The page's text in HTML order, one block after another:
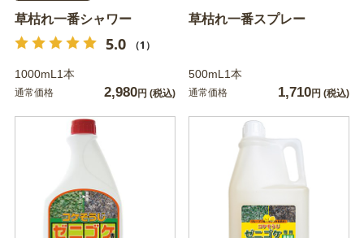
草枯れ一番シャワー
5.0 （1）
1000mL1本
通常価格 2,980円 (税込)
草枯れ一番スプレー
500mL1本
通常価格 1,710円 (税込)